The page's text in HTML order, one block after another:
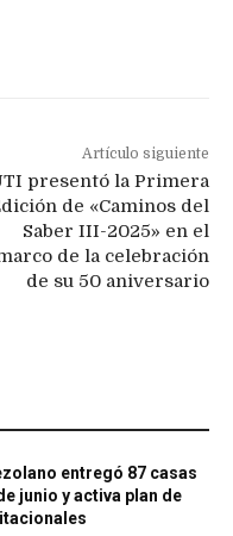
Artículo siguiente
presentó la Primera
de «Caminos del
Saber III-2025» en el
de la celebración
de su 50 aniversario
entregó 87 casas
junio y activa plan de